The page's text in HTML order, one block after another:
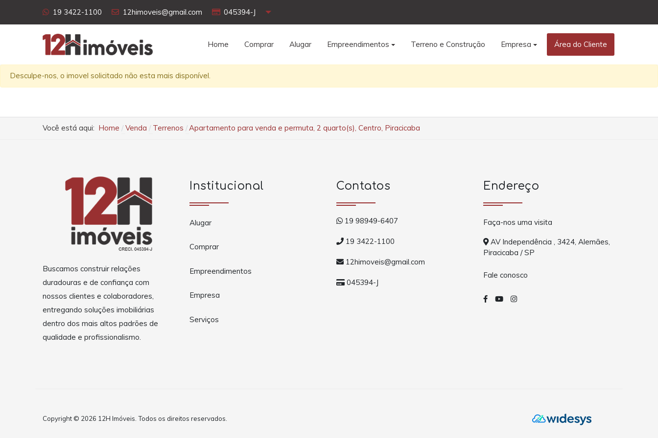
19 3422-1100 12himoveis@gmail.com 045394-J
Home Comprar Alugar Empreendimentos Terreno e Construção Empresa Área do Cliente
Desculpe-nos, o imovel solicitado não esta mais disponível.
Você está aqui: Home Venda Terrenos Apartamento para venda e permuta, 2 quarto(s), Centro, Piracicaba
Buscamos construir relações
duradouras e de confiança com
nossos clientes e colaboradores,
entregando soluções imobiliárias
dentro dos mais altos padrões de
qualidade e profissionalismo.
Institucional
Alugar
Comprar
Empreendimentos
Empresa
Serviços
Contatos
19 98949-6407
19 3422-1100
12himoveis@gmail.com
045394-J
Endereço
Faça-nos uma visita
AV Independência , 3424, Alemães,
Piracicaba / SP
Fale conosco
Copyright © 2026 12H Imóveis. Todos os direitos reservados.